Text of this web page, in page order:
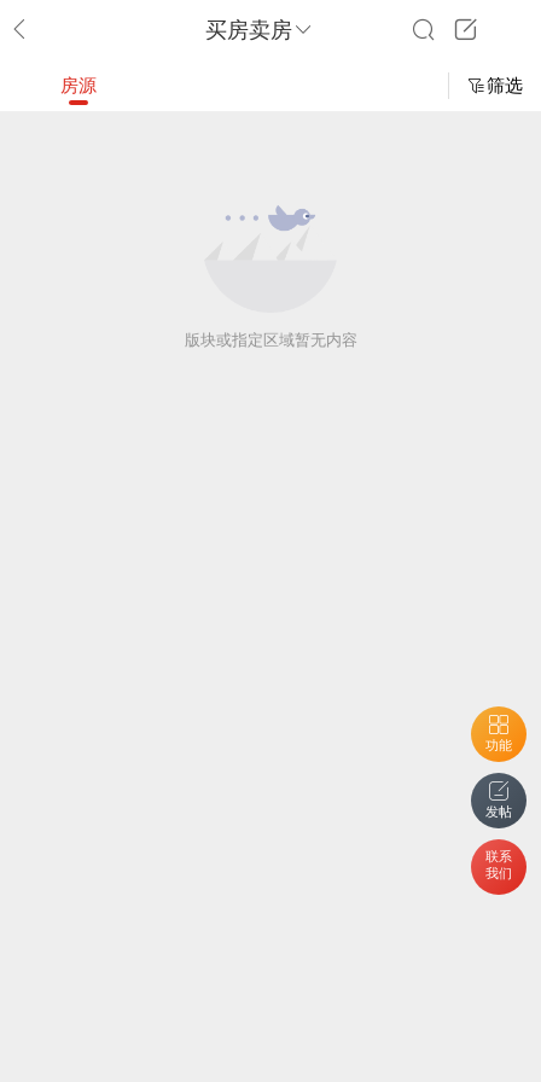
买房卖房
功能
发帖
联系
我们
房源 筛选
版块或指定区域暂无内容